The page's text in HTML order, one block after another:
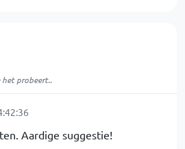
probeert..
Aardige suggestie!